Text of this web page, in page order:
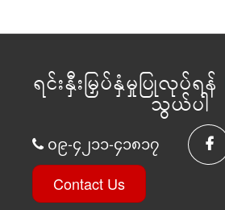
ရင်းနှီးမြှပ်နှံမှုပြုလုပ်ရန်
သွယ်ပါ
၀၉-၄၂၁၁-၄၁၈၁၇
Contact Us